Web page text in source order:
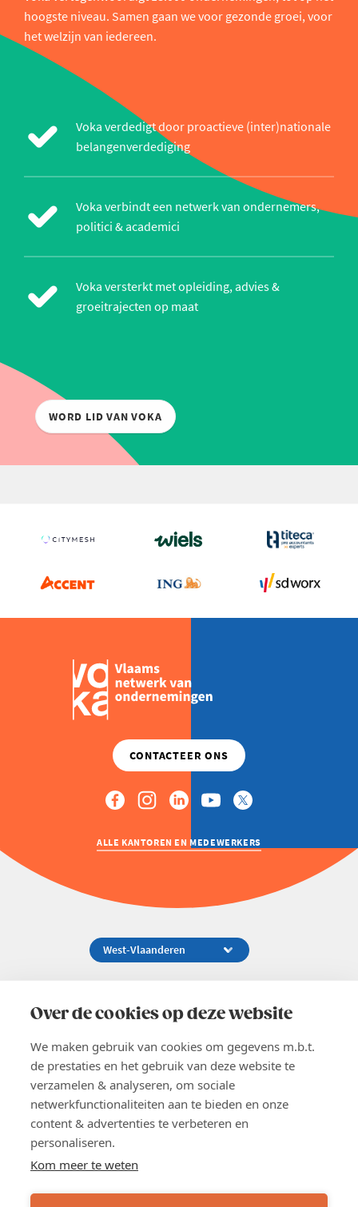
Over de cookies op deze website
We maken gebruik van cookies om gegevens m.b.t.
de prestaties en het gebruik van deze website te
verzamelen & analyseren, om sociale
netwerkfunctionaliteiten aan te bieden en onze
content & advertenties te verbeteren en
personaliseren.
Kom meer te weten
hoogste niveau. Samen gaan we voor gezonde groei, voor
het welzijn van iedereen.
Voka verdedigt door proactieve (inter)nationale
belangenverdediging
Voka verbindt een netwerk van ondernemers,
politici & academici
Voka versterkt met opleiding, advies &
groeitrajecten op maat
WORD LID VAN VOKA
ALLE KANTOREN EN MEDEWERKERS
02 229 81 11
EN
Word lid